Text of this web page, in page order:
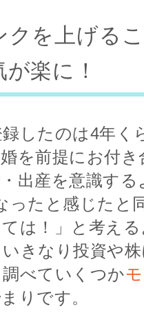
クを上げる
楽に！
録したのは4年く
を前提にお付
出産を意識す
ったと感じたと
は！」と考え
きなり投資や
べていくつか
りです。